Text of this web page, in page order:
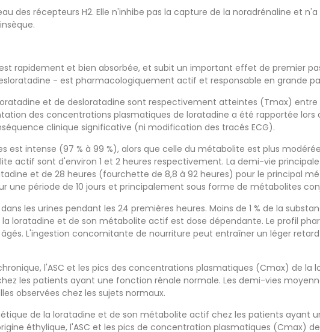
des récepteurs H2. Elle n'inhibe pas la capture de la noradrénaline et
rapidement et bien absorbée, et subit un important effet de premier
- est pharmacologiquement actif et responsable en grande
et de desloratadine sont respectivement atteintes (Tmax) entre
des concentrations plasmatiques de loratadine a été rapportée
clinique significative (ni modification des tracés ECG).
est intense (97 % à 99 %), alors que celle du métabolite est plus
actif sont d'environ 1 et 2 heures respectivement. La demi-vie
et de 28 heures (fourchette de 8,8 à 92 heures) pour le principal
une période de 10 jours et principalement sous forme de métabolites
les urines pendant les 24 premières heures. Moins de 1 % de la
loratadine et de son métabolite actif est dose dépendante. Le profil
L'ingestion concomitante de nourriture peut entraîner un léger
l'ASC et les pics des concentrations plasmatiques (Cmax) de
les patients ayant une fonction rénale normale. Les demi-vies
observées chez les sujets normaux.
de la loratadine et de son métabolite actif chez les patients ayant
éthylique, l'ASC et les pics de concentration plasmatiques (Cmax)